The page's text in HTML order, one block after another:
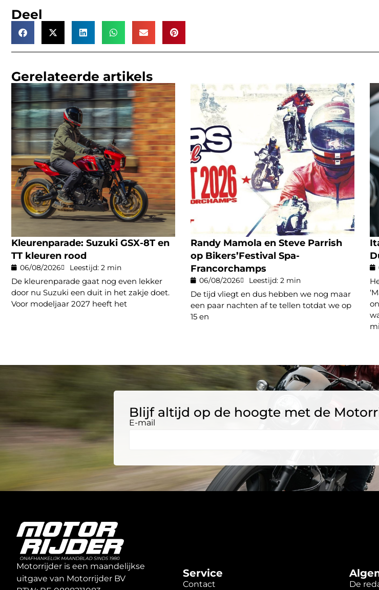
Deel
Gerelateerde artikels
Kleurenparade: Suzuki GSX-8T en
TT kleuren rood
06/08/2026 Leestijd: 2 min
De kleurenparade gaat nog even lekker
door nu Suzuki een duit in het zakje doet.
Voor modeljaar 2027 heeft het
Randy Mamola en Steve Parrish
op Bikers’Festival Spa-
Francorchamps
06/08/2026 Leestijd: 2 min
De tijd vliegt en dus hebben we nog maar
een paar nachten af te tellen totdat we op
15 en
Blijf altijd op de hoogte met de
E-mail
Motorrijder is een maandelijkse
uitgave van Motorrijder BV
Service
Contact De